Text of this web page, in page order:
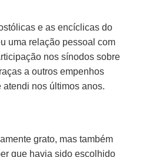
e as encíclicas do
uma relação pessoal com
nos sínodos sobre
a outros empenhos
nos últimos anos.
grato, mas também
que havia sido escolhido